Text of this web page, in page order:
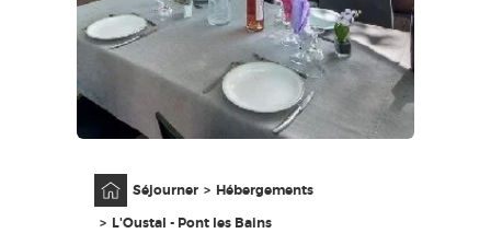
MA SÉLECTION
FR
Séjourner
Hébergements
L'Oustal - Pont les Bains